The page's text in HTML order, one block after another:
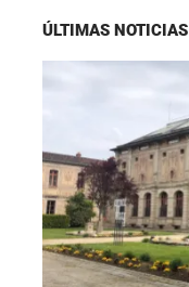
ÚLTIMAS NOTICIAS